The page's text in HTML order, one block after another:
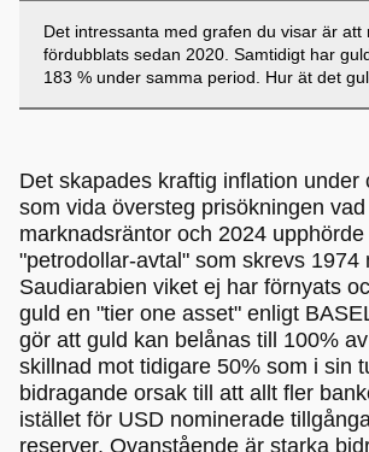
Det intressanta med grafen du visar är att
fördubblats sedan 2020. Samtidigt har
183 % under samma period. Hur ät det
Det skapades kraftig inflation under
som vida översteg prisökningen
marknadsräntor och 2024
"petrodollar-avtal" som skrevs 1974
Saudiarabien viket ej har förnyats
guld en "tier one asset" enligt
gör att guld kan belånas till 100% av
skillnad mot tidigare 50% som i sin
bidragande orsak till att allt fler
istället för USD nominerade
reserver. Ovanstående är starka